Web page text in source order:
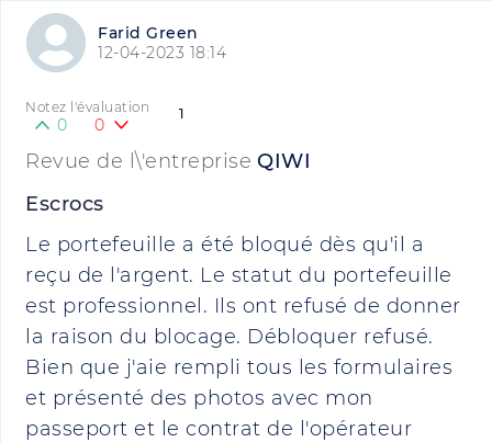
Farid Green
12-04-2023 18:14
1
Notez l'évaluation
0 0
Revue de l\'entreprise QIWI
Escrocs
Le portefeuille a été bloqué dès qu'il a
reçu de l'argent. Le statut du portefeuille
est professionnel. Ils ont refusé de donner
la raison du blocage. Débloquer refusé.
Bien que j'aie rempli tous les formulaires
et présenté des photos avec mon
passeport et le contrat de l'opérateur